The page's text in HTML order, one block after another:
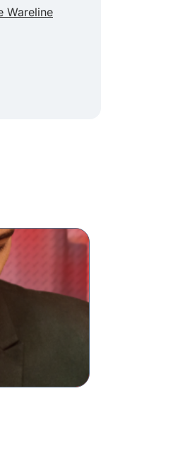
Wareline